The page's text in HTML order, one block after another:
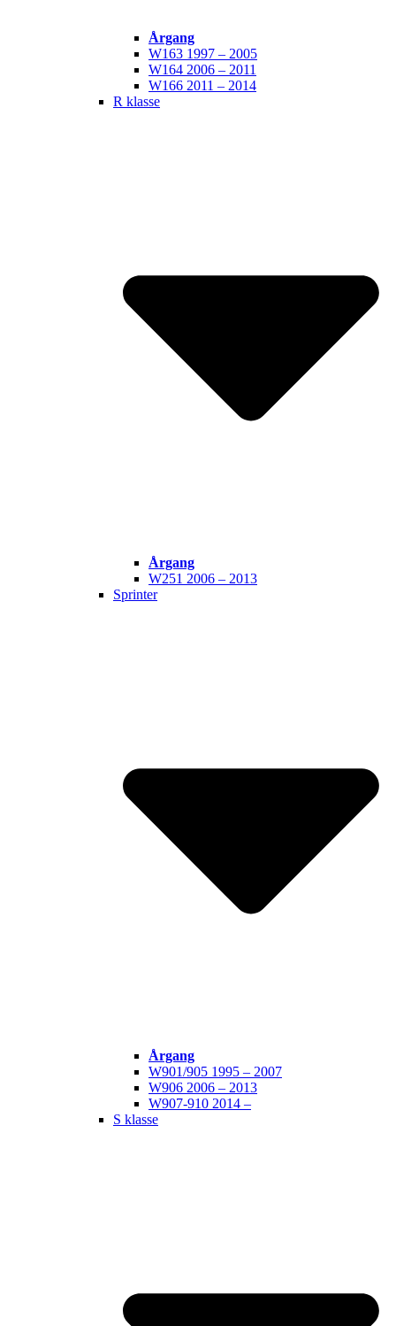
Årgang
W163 1997 – 2005
W164 2006 – 2011
W166 2011 – 2014
R klasse
Årgang
W251 2006 – 2013
Sprinter
Årgang
W901/905 1995 – 2007
W906 2006 – 2013
W907-910 2014 –
S klasse